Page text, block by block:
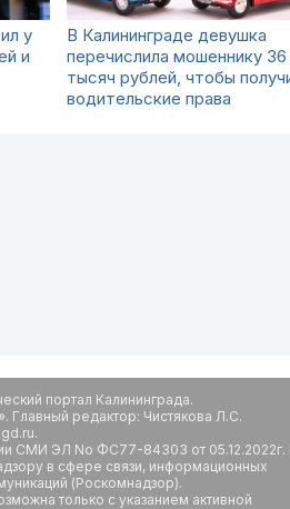
у
и
В Калининграде девушка
перечислила мошеннику 36
тысяч рублей, чтобы
водительские права
портал Калининграда.
редактор: Чистякова Л.С.
СМИ ЭЛ No ФС77-84303 от
в сфере связи, информационных
(Роскомнадзор).
только с указанием активной